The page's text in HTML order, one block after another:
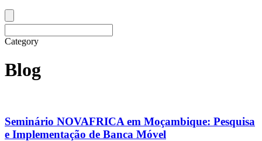
Category
Blog
Seminário NOVAFRICA em Moçambique: Pesquisa
e Implementação de Banca Móvel